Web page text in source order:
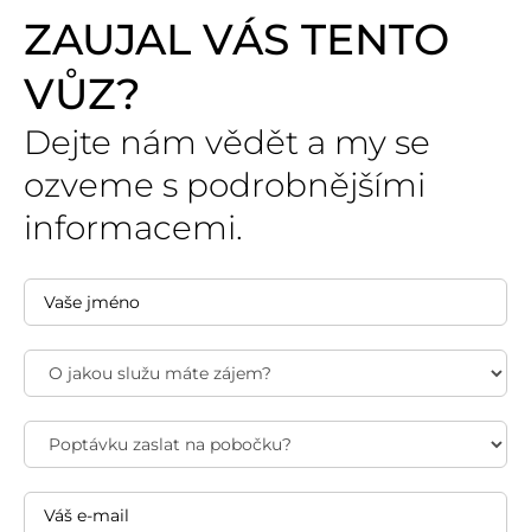
ZAUJAL VÁS TENTO
VŮZ?
Dejte nám vědět a my se
ozveme s podrobnějšími
informacemi.